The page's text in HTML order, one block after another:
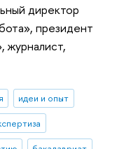
директор
президент
журналист,
идеи и опыт